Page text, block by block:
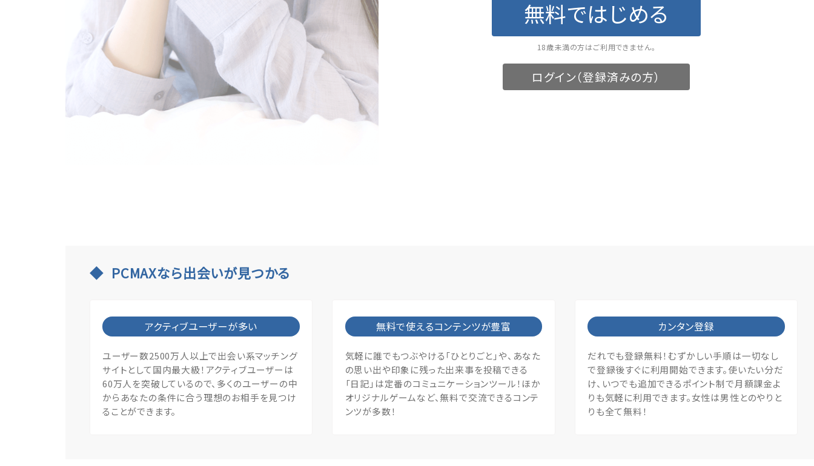
無料ではじめる
18歳未満の方はご利用できません。
ログイン（登録済みの方）
PCMAXなら出会いが見つかる
アクティブユーザーが多い
ユーザー数2500万人以上で出会い系マッチング
サイトとして国内最大級！アクティブユーザーは
60万人を突破しているので、多くのユーザーの中
からあなたの条件に合う理想のお相手を見つけ
ることができます。
無料で使えるコンテンツが豊富
気軽に誰でもつぶやける「ひとりごと」や、あなた
の思い出や印象に残った出来事を投稿できる
「日記」は定番のコミュニケーションツール！ほか
オリジナルゲームなど、無料で交流できるコンテ
ンツが多数！
カンタン登録
だれでも登録無料！むずかしい手順は一切なし
で登録後すぐに利用開始できます。使いたい分だ
け、いつでも追加できるポイント制で月額課金よ
りも気軽に利用できます。女性は男性とのやりと
りも全て無料！